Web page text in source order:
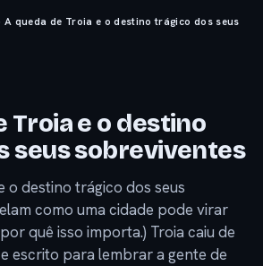
A queda de Troia e o destino trágico dos seus
Troia e o destino
seus sobreviventes
o destino trágico dos seus
como uma cidade pode virar
quê isso importa.) Troia caiu de
escrito para lembrar a gente de